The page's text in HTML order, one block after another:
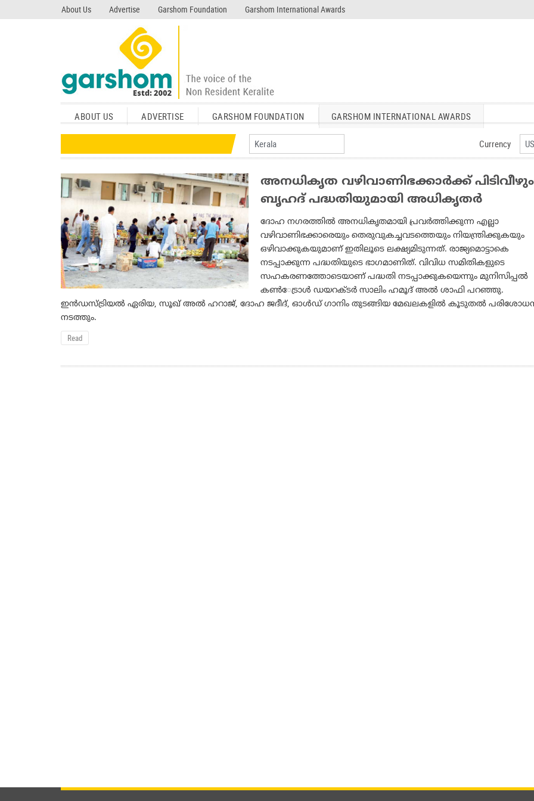
About Us Advertise Garshom Foundation Garshom International Awards
garshom.com
ABOUT US ADVERTISE GARSHOM FOUNDATION GARSHOM INTERNATIONAL AWARDS
Currency
അനധികൃത വഴിവാണിഭക്കാര്‍ക്ക്
ബൃഹദ് പദ്ധതിയുമായി അധികൃതര്‍
ദോഹ നഗരത്തില്‍ അനധികൃതമായി പ്രവര്‍ത്തിക്കുന്ന എല്ലാ
വഴിവാണിഭക്കാരെയും തെരുവുകച്ചവടത്തെയും നിയന്ത്രിക്കുകയും
ഒഴിവാക്കുകയുമാണ് ഇതിലൂടെ ലക്ഷ്യമിടുന്നത്. രാജ്യമൊട്ടാകെ
നടപ്പാക്കുന്ന പദ്ധതിയുടെ ഭാഗമാണിത്. വിവിധ സമിതികളുടെ
സഹകരണത്തോടെയാണ് പദ്ധതി നടപ്പാക്കുകയെന്നും മുനിസിപ്പല്‍
കണ്‍േട്രാള്‍ ഡയറക്ടര്‍ സാലിം ഹമൂദ് അല്‍ ശാഫി പറഞ്ഞു.
ഇന്‍ഡസ്ട്രിയല്‍ ഏരിയ, സൂഖ് അല്‍ ഹറാജ്, ദോഹ ജദീദ്, ഓള്‍ഡ് ഗാനിം തുടങ്ങിയ മേഖലകളില്‍ കൂടുതല്‍
നടത്തും.
Read